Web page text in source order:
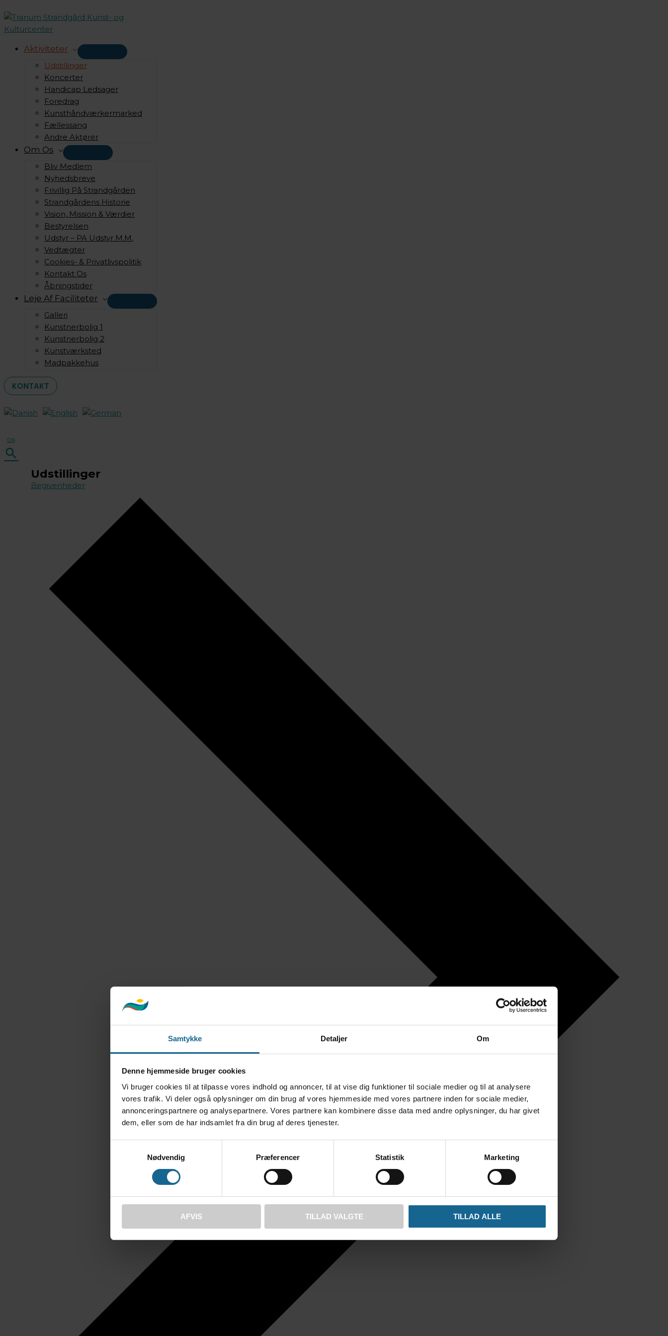
Samtykke Detaljer Om
Denne hjemmeside bruger cookies
Vi bruger cookies til at tilpasse vores indhold og annoncer, til at vise dig funktioner til sociale medier og til at analysere
vores trafik. Vi deler også oplysninger om din brug af vores hjemmeside med vores partnere inden for sociale medier,
annonceringspartnere og analysepartnere. Vores partnere kan kombinere disse data med andre oplysninger, du har givet
dem, eller som de har indsamlet fra din brug af deres tjenester.
Nødvendig
Præferencer Statistik Marketing
AFVIS TILLAD VALGTE TILLAD ALLE
til
indholdet
Aktiviteter
Udstillinger
Koncerter
Handicap Ledsager
Foredrag
Kunsthåndværkermarked
Fællessang
Andre Aktører
Om Os
Bliv Medlem
Nyhedsbreve
Frivillig På Strandgården
Strandgårdens Historie
Vision, Mission & Værdier
Bestyrelsen
Udstyr – PA Udstyr M.m.
Vedtægter
Cookies- & Privatlivspolitik
Kontakt Os
Åbningstider
Leje Af Faciliteter
Galleri
Kunstnerbolig 1
Kunstnerbolig 2
Kunstværksted
Madpakkehus
KONTAKT
06
Søg
Udstillinger
Begivenheder